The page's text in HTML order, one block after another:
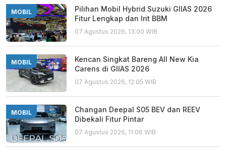
MOBIL
Pilihan Mobil Hybrid Suzuki GIIAS 2026
Fitur Lengkap dan Irit BBM
07 Agustus 2026, 13:00 WIB
MOBIL
Kencan Singkat Bareng All New Kia
Carens di GIIAS 2026
07 Agustus 2026, 12:05 WIB
MOBIL
Changan Deepal S05 BEV dan REEV
Dibekali Fitur Pintar
07 Agustus 2026, 11:06 WIB